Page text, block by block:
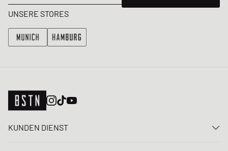
UNSERE STORES
KUNDEN DIENST